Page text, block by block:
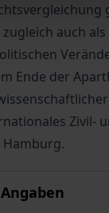
auch
Ende der
Zivil-